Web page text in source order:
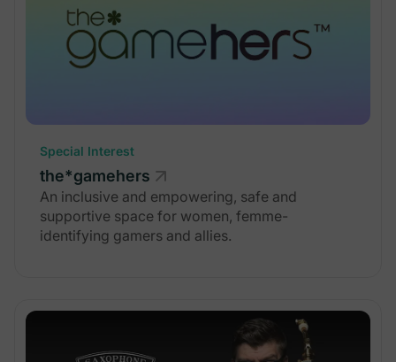
Special Interest
the*gamehers
An inclusive and empowering, safe and
supportive space for women, femme-
identifying gamers and allies.